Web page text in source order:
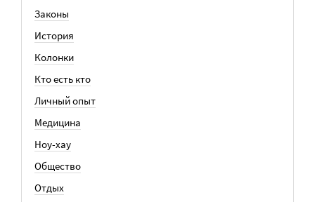
Законы
История
Колонки
Кто есть кто
Личный опыт
Медицина
Ноу-хау
Общество
Отдых